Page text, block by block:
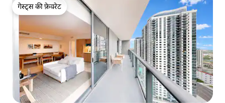
गेस्ट्स की फ़ेवरेट
गेस्ट्स की फ़ेवरेट